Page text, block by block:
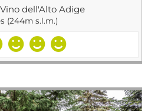
dell'Alto Adige
(244m s.l.m.)